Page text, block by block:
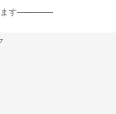
す-----------------